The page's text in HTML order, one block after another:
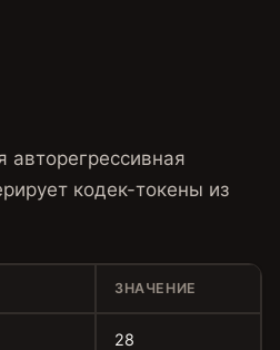
авторегрессивная
кодек-токены из
ЗНАЧЕНИЕ
28